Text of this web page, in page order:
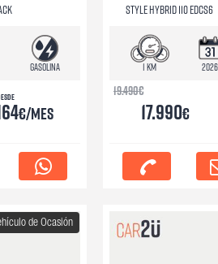
Gasolina
€/mes
STYLE HYBRID 110 EDCS6
1 km 2026
19.490€
17.990€
de Ocasión